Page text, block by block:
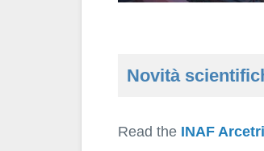
Novità
Read the INAF